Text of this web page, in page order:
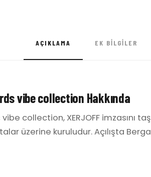
AÇIKLAMA EK BILGILER
vibe collection Hakkında
collection, XERJOFF imzasını
üzerine kuruludur. Açılışta